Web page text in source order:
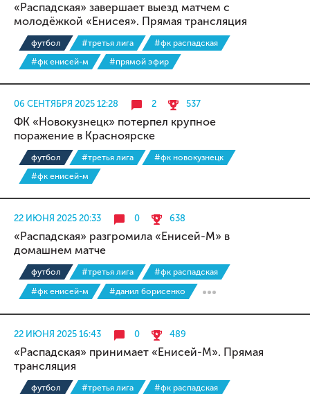
«Распадская» завершает выезд матчем с
молодёжкой «Енисея». Прямая трансляция
футбол #третья лига
#фк распадская
#фк енисей-м
#прямой эфир
06 СЕНТЯБРЯ 2025 12:28 2 537
ФК «Новокузнецк» потерпел крупное
поражение в Красноярске
футбол #третья лига
#фк новокузнецк
#фк енисей-м
22 ИЮНЯ 2025 20:33 0 638
«Распадская» разгромила «Енисей-М» в
домашнем матче
футбол #третья лига
#фк распадская
#фк енисей-м
#данил борисенко
22 ИЮНЯ 2025 16:43 0 489
«Распадская» принимает «Енисей-М». Прямая
трансляция
футбол #третья лига
#фк распадская